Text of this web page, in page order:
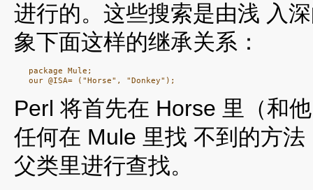
进行的。这些搜索是由浅 入
象下面这样的继承关系：
   package Mule;
Perl 将首先在 Horse 里（和
任何在 Mule 里找 不到的方
父类里进行查找。